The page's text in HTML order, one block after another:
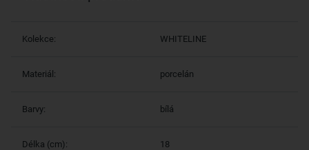
Kolekce: WHITELINE
Materiál: porcelán
Barvy: bílá
Délka (cm): 18